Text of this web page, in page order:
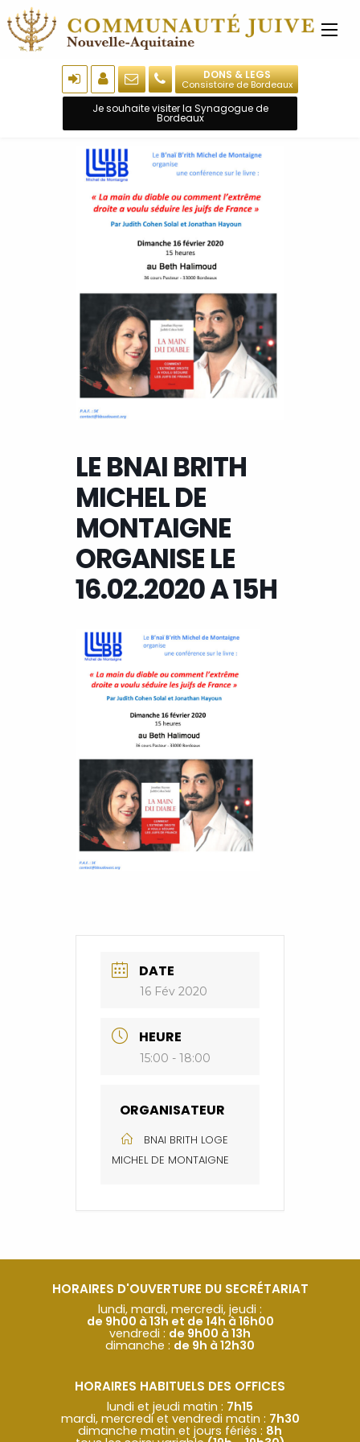
DONS & LEGS
Consistoire de Bordeaux
Je souhaite visiter la Synagogue de
Bordeaux
LE BNAI BRITH
MICHEL DE
MONTAIGNE
ORGANISE LE
16.02.2020 A 15H
DATE
16 Fév 2020
HEURE
15:00 - 18:00
ORGANISATEUR
BNAI BRITH LOGE
MICHEL DE MONTAIGNE
HORAIRES D'OUVERTURE DU SECRÉTARIAT
lundi, mardi, mercredi, jeudi :
de 9h00 à 13h et de 14h à 16h00
vendredi : de 9h00 à 13h
dimanche : de 9h à 12h30
HORAIRES HABITUELS DES OFFICES
lundi et jeudi matin : 7h15
mardi, mercredi et vendredi matin : 7h30
dimanche matin et jours fériés : 8h